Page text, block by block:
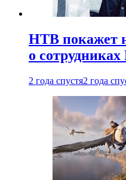
НТВ покажет
о
2 года спустя2 года